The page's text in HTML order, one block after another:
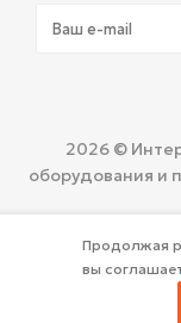
2026 ©
оборудования и
Продолжая
вы